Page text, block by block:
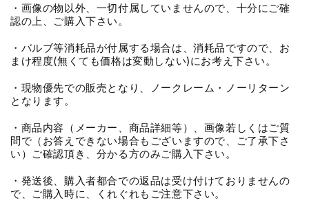
・画像の物以外、一切付属していませんので、十分にご確
認の上、ご購入下さい。
・バルブ等消耗品が付属する場合は、消耗品ですので、お
まけ程度(無くても価格は変動しない)にお考え下さい。
・現物優先での販売となり、ノークレーム・ノーリターン
となります。
・商品内容（メーカー、商品詳細等）、画像若しくはご質
問で（お答えできない場合もございますので、ご了承下さ
い）ご確認頂き、分かる方のみご購入下さい。
・発送後、購入者都合での返品は受け付けておりませんの
で、ご購入時に、くれぐれもご注意下さい。